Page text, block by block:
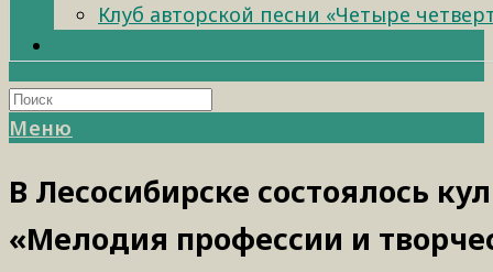
Клуб авторской песни «Четыре
Меню
В Лесосибирске состоялось
«Мелодия профессии и